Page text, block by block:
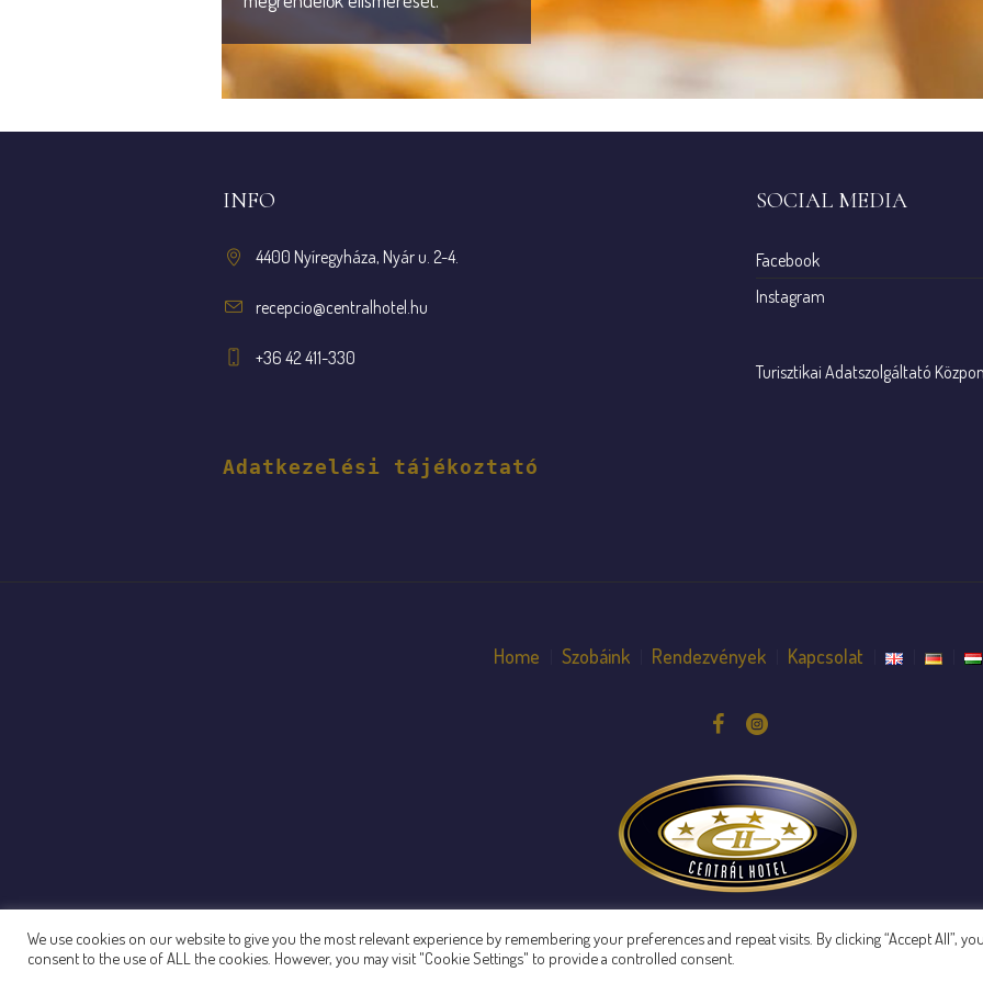
INFO
4400 Nyíregyháza, Nyár u. 2-4.
recepcio@centralhotel.hu
+36 42 411-330
SOCIAL MEDIA
Facebook
Instagram
Turisztikai Adatszolgáltató
Adatkezelési tájékoztató
Home Szobáink Rendezvények Kapcsolat
Adatkezelési tájékoztató/ © 2021 Centrál Hotel
We use cookies on our website to give you the most relevant experience by remembering your preferences and repeat visits. By clicking “Accept All”, you
consent to the use of ALL the cookies. However, you may visit "Cookie Settings" to provide a controlled consent.